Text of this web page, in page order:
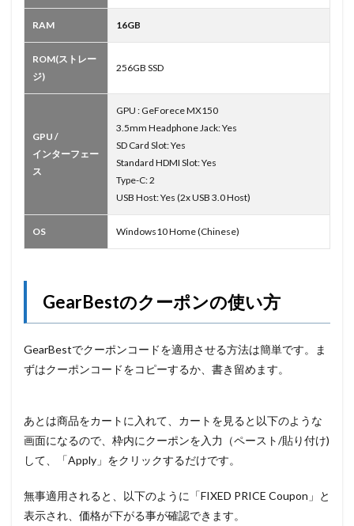
RAM 16GB
ROM(ストレー
ジ)
256GB SSD
GPU /
インターフェー
ス
GPU : GeForece MX150
3.5mm Headphone Jack: Yes
SD Card Slot: Yes
Standard HDMI Slot: Yes
Type-C: 2
USB Host: Yes (2x USB 3.0 Host)
OS Windows10 Home (Chinese)
GearBestのクーポンの使い方
GearBestでクーポンコードを適用させる方法は簡単です。ま
ずはクーポンコードをコピーするか、書き留めます。
あとは商品をカートに入れて、カートを見ると以下のような
画面になるので、枠内にクーポンを入力（ペースト/貼り付け)
して、「Apply」をクリックするだけです。
無事適用されると、以下のように「FIXED PRICE Coupon」と
表示され、価格が下がる事が確認できます。